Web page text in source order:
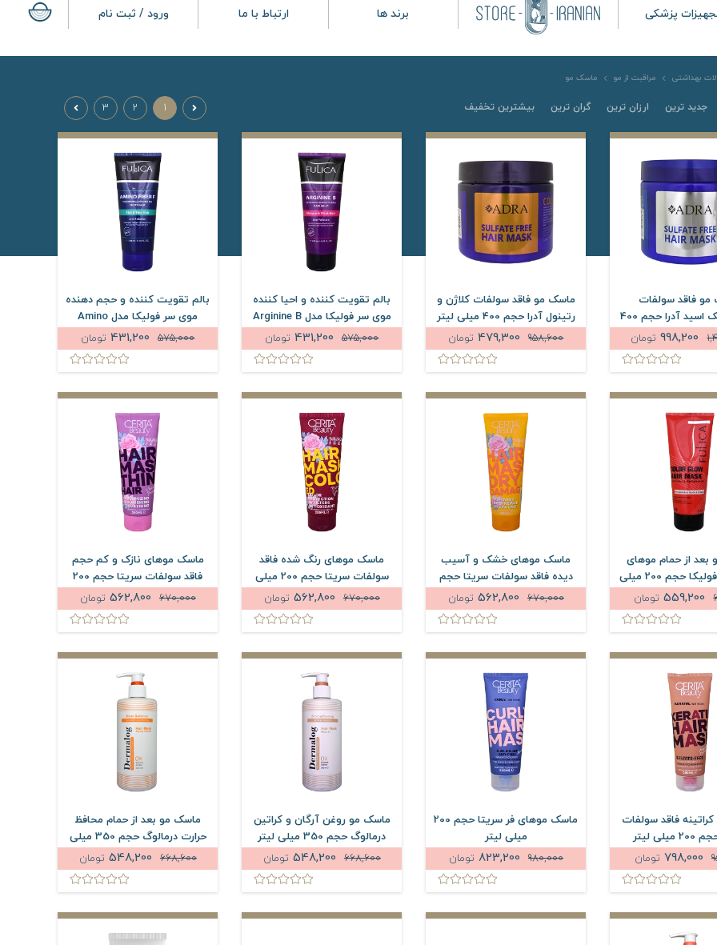
پزشکی برند ها ارتباط با ما ورود / ثبت نام
بهداشتی مراقبت از مو ماسک مو
جدید ترین ارزان ترین گران ترین بیشترین تخفیف 1
2
3
فاقد سولفات
هیالورونیک اسید آدرا حجم 400
میلی لیتر
تومان
ماسک مو فاقد سولفات کلاژن و
رتینول آدرا حجم 400 میلی لیتر
958,600
تومان
بالم تقویت کننده و احیا کننده
موی سر فولیکا مدل Arginine B
حجم 200 میلی لیتر
575,000 تومان
بالم تقویت کننده و حجم دهنده
موی سر فولیکا مدل Amino
Fiber F حجم 200 میلی لیتر
575,000 تومان
از حمام موهای
رنگ شده فولیکا حجم 200 میلی
لیتر
تومان
ماسک موهای خشک و آسیب
دیده فاقد سولفات سریتا حجم
200 میلی لیتر
670,000 تومان
ماسک موهای رنگ شده فاقد
سولفات سریتا حجم 200 میلی
لیتر
670,000 تومان
ماسک موهای نازک و کم حجم
فاقد سولفات سریتا حجم 200
میلی لیتر 670,000 تومان
فاقد سولفات
لیتر
تومان
ماسک موهای فر سریتا حجم 200
میلی لیتر
980,000
تومان
ماسک مو روغن آرگان و کراتین
درمالوگ حجم 350 میلی لیتر
668,600
تومان
ماسک مو بعد از حمام محافظ
حرارت درمالوگ حجم 350 میلی
لیتر
668,600 تومان